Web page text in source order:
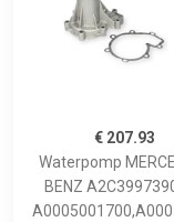
€ 207.93
Waterpomp
BENZ